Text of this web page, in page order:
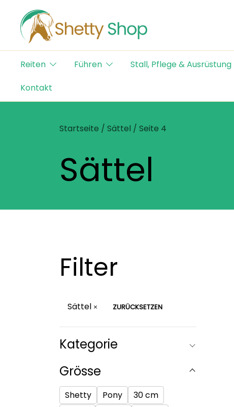
content
Shetty Shop
Der Schweizer Online Shop für Shetty-Artikel
Reiten
Führen Stall, Pflege & Ausrüstung
Kontakt
Startseite / Sättel / Seite 4
Sättel
Filter
Sättel ZURÜCKSETZEN
Kategorie
Grösse
Shetty Pony
30 cm